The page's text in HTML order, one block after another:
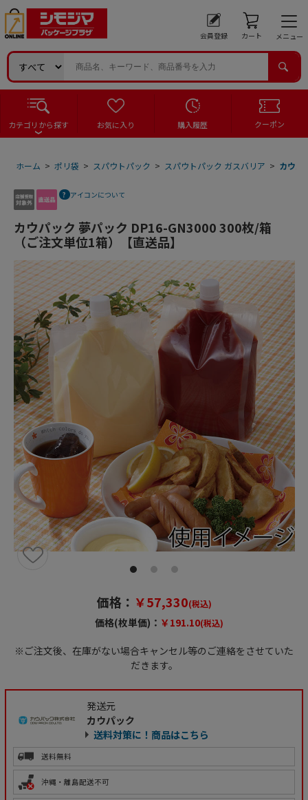
会員登録 カート メニュー
カテゴリから探す お気に入り 購入履歴 クーポン
ホーム > ポリ袋 > スパウトパック > スパウトパック ガスバリア > カウパ
アイコンについて
カウパック 夢パック DP16-GN3000 300枚/箱
（ご注文単位1箱）【直送品】
価格： ￥57,330(税込)
価格(枚単価)： ￥191.10(税込)
※ご注文後、在庫がない場合キャンセル等のご連絡をさせていた
だきます。
発送元
カウパック
送料対策に！商品はこちら
送料無料
沖縄・離島配送不可